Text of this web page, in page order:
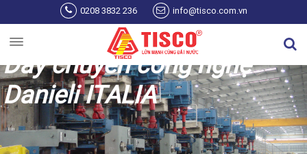
Nhảy đến nội dung 0208 3832 236 info@tisco.com.vn
Dây chuyền công nghệ
Danieli ITALIA